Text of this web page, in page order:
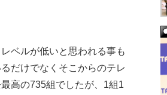
ベルが低いと思われる事も
だけでなくそこからのテレ
高の735組でしたが、1組1